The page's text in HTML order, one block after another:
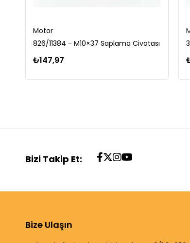
Motor
826/11384 - M10×37 Saplama Civatası
₺147,97
Bizi Takip Et:
Bize Ulaşın